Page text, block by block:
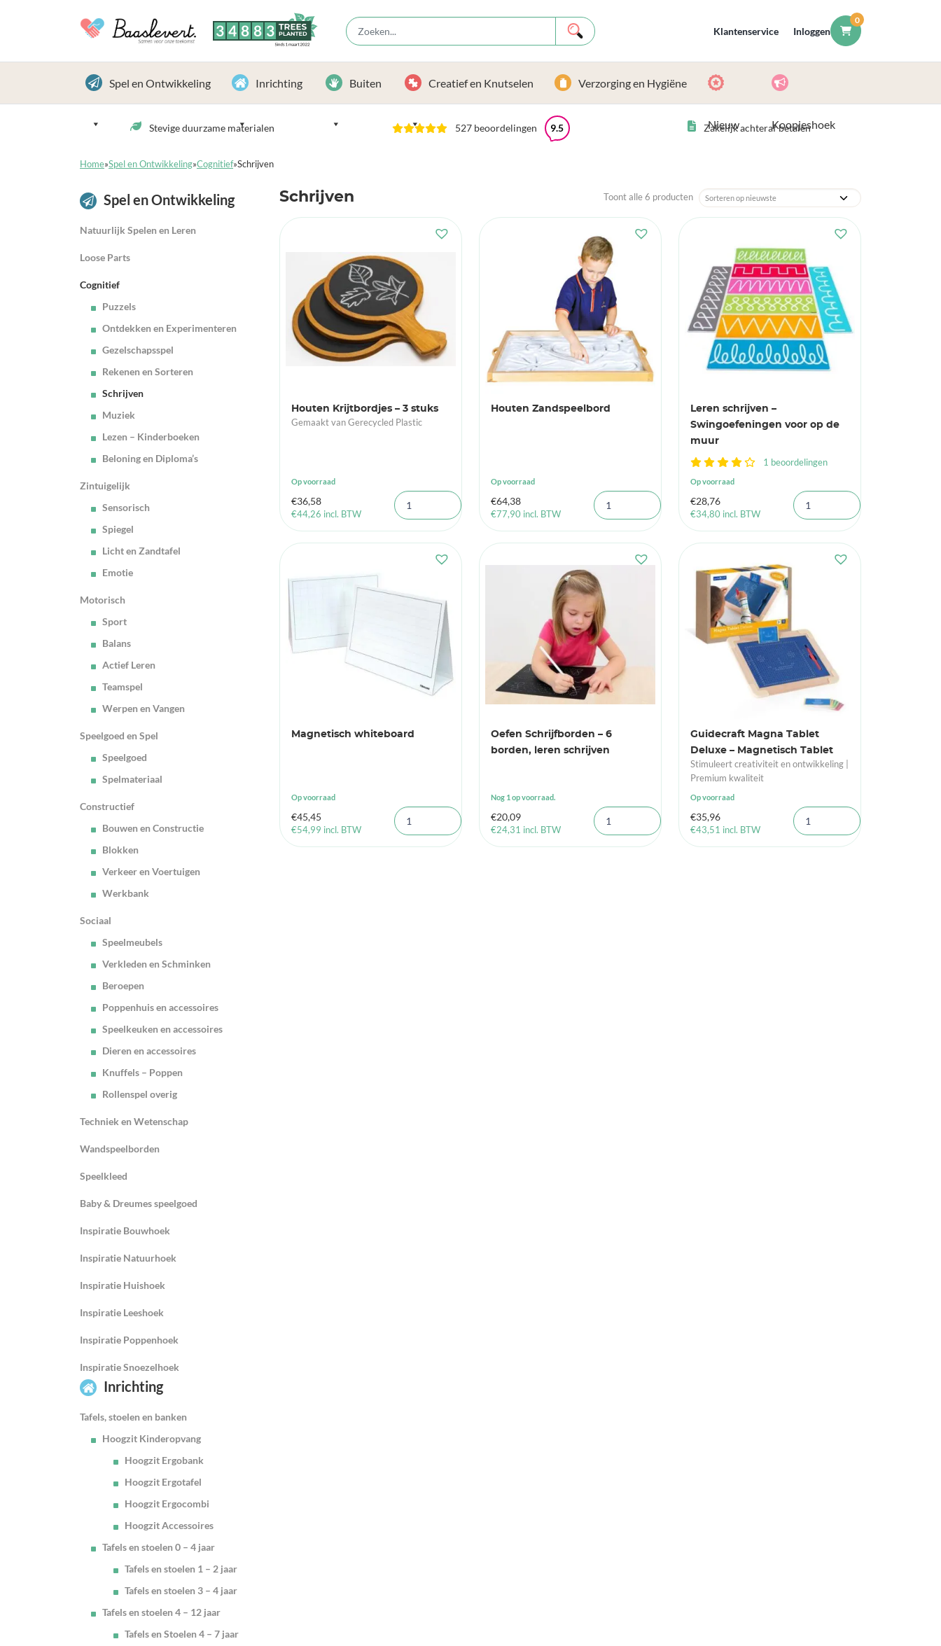
3 4 8 8 3 TREES
PLANTED
Sinds 1 maart 2022
Klantenservice Inloggen
0
Spel en Ontwikkeling Inrichting Buiten Creatief en Knutselen Verzorging en Hygiëne
Nieuw Koopjeshoek
Stevige duurzame materialen 527 beoordelingen 9.5 Zakelijk achteraf betalen
Home»Spel en Ontwikkeling»Cognitief»Schrijven
Spel en Ontwikkeling
Natuurlijk Spelen en Leren
Loose Parts
Cognitief
Puzzels
Ontdekken en Experimenteren
Gezelschapsspel
Rekenen en Sorteren
Schrijven
Muziek
Lezen – Kinderboeken
Beloning en Diploma’s
Zintuigelijk
Sensorisch
Spiegel
Licht en Zandtafel
Emotie
Motorisch
Sport
Balans
Actief Leren
Teamspel
Werpen en Vangen
Speelgoed en Spel
Speelgoed
Spelmateriaal
Constructief
Bouwen en Constructie
Blokken
Verkeer en Voertuigen
Werkbank
Sociaal
Speelmeubels
Verkleden en Schminken
Beroepen
Poppenhuis en accessoires
Speelkeuken en accessoires
Dieren en accessoires
Knuffels – Poppen
Rollenspel overig
Techniek en Wetenschap
Wandspeelborden
Speelkleed
Baby & Dreumes speelgoed
Inspiratie Bouwhoek
Inspiratie Natuurhoek
Inspiratie Huishoek
Inspiratie Leeshoek
Inspiratie Poppenhoek
Inspiratie Snoezelhoek
Inrichting
Tafels, stoelen en banken
Hoogzit Kinderopvang
Hoogzit Ergobank
Hoogzit Ergotafel
Hoogzit Ergocombi
Hoogzit Accessoires
Tafels en stoelen 0 – 4 jaar
Tafels en stoelen 1 – 2 jaar
Tafels en stoelen 3 – 4 jaar
Tafels en stoelen 4 – 12 jaar
Tafels en Stoelen 4 – 7 jaar
Schrijven Toont alle 6 producten
Houten Krijtbordjes – 3 stuks
Gemaakt van Gerecycled Plastic
Op voorraad
€36,58
€44,26 incl. BTW
Houten Zandspeelbord
Op voorraad
€64,38
€77,90 incl. BTW
Leren schrijven –
Swingoefeningen voor op de
muur
1 beoordelingen
Op voorraad
€28,76
€34,80 incl. BTW
Magnetisch whiteboard
Op voorraad
€45,45
€54,99 incl. BTW
Oefen Schrijfborden – 6
borden, leren schrijven
Nog 1 op voorraad.
€20,09
€24,31 incl. BTW
Guidecraft Magna Tablet
Deluxe – Magnetisch Tablet
Stimuleert creativiteit en ontwikkeling |
Premium kwaliteit
Op voorraad
€35,96
€43,51 incl. BTW